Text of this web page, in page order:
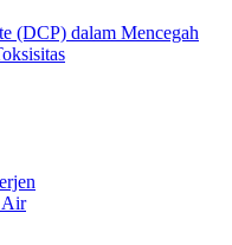
(DCP) dalam Mencegah
Air